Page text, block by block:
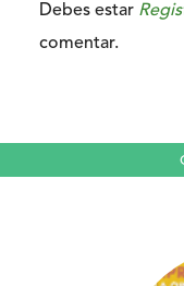
Debes estar
comentar.